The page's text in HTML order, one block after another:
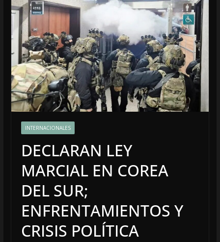
INTERNACIONALES
DECLARAN LEY
MARCIAL EN COREA
DEL SUR;
ENFRENTAMIENTOS Y
CRISIS POLÍTICA